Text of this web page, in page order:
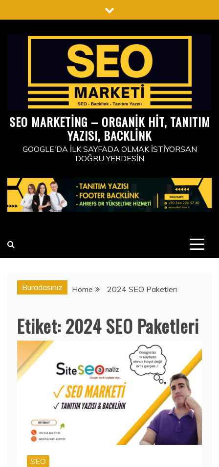
to
SEO MARKETING – ORGANIK HIT, TANITIM
YAZISI, BACKLINK
GOOGLE'DA İLK SAYFADA OLMAK İSTIYORSAN
DOĞRU YERDESIN
Buradasınız Home 2024 SEO Paketleri
Etiket:2024 SEO Paketleri
SEO